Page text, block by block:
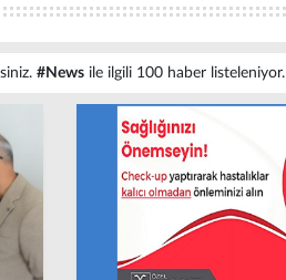
#News ile ilgili 100 haber listeleniyor.